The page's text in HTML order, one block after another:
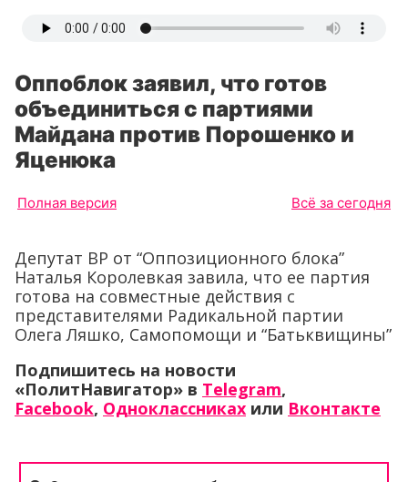
Оппоблок заявил, что готов
объединиться с партиями
Майдана против Порошенко и
Яценюка
Полная версия Всё за сегодня
Депутат ВР от “Оппозиционного блока”
Наталья Королевкая завила, что ее партия
готова на совместные действия с
представителями Радикальной партии
Олега Ляшко, Самопомощи и “Батьквищины”
Подпишитесь на новости
«ПолитНавигатор» в Telegram,
Facebook, Одноклассниках или Вконтакте